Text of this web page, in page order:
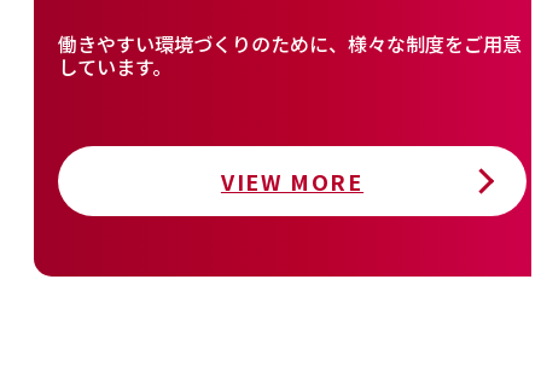
働きやすい環境づくりのために、様々な制度をご用意
しています。
VIEW MORE